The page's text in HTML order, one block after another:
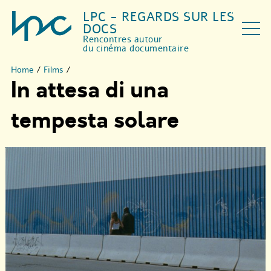
LPC - REGARDS SUR LES
DOCS
Rencontres autour
du cinéma documentaire
Home / Films /
In attesa di una
tempesta solare